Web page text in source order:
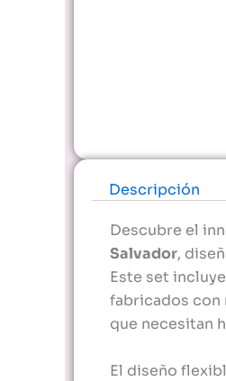
Descripción
Descubre el
Salvador,
Este set
fabricados con
que necesitan
El diseño